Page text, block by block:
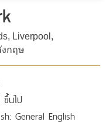
Liverpool,
งกฤษ
นไป
General English